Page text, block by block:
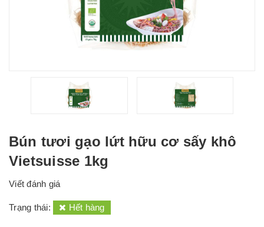
Bún tươi gạo lứt hữu cơ sấy khô
Vietsuisse 1kg
Viết đánh giá
Trạng thái: Hết hàng